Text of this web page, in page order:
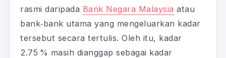
rasmi daripada Bank Negara Malaysia atau
bank‑bank utama yang mengeluarkan kadar
tersebut secara tertulis. Oleh itu, kadar
2.75 % masih dianggap sebagai kadar